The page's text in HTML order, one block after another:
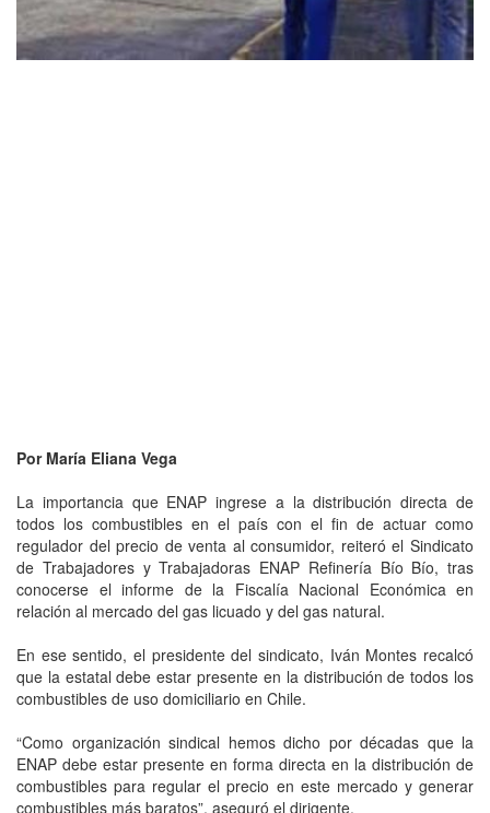
Por María Eliana Vega
La importancia que ENAP ingrese a la distribución directa de
todos los combustibles en el país con el fin de actuar como
regulador del precio de venta al consumidor, reiteró el Sindicato
de Trabajadores y Trabajadoras ENAP Refinería Bío Bío, tras
conocerse el informe de la Fiscalía Nacional Económica en
relación al mercado del gas licuado y del gas natural.
En ese sentido, el presidente del sindicato, Iván Montes recalcó
que la estatal debe estar presente en la distribución de todos los
combustibles de uso domiciliario en Chile.
“Como organización sindical hemos dicho por décadas que la
ENAP debe estar presente en forma directa en la distribución de
combustibles para regular el precio en este mercado y generar
combustibles más baratos”, aseguró el dirigente.